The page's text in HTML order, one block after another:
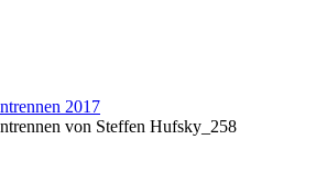
2017
von Steffen Hufsky_258